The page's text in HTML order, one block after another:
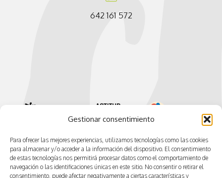
Gestionar consentimiento
Para ofrecer las mejores experiencias, utilizamos tecnologías como las cookies
para almacenar y/o acceder a la información del dispositivo. El consentimiento
de estas tecnologías nos permitirá procesar datos como el comportamiento de
navegación o las identificaciones únicas en este sitio. No consentir o retirar el
consentimiento, puede afectar negativamente a ciertas características y
642 161 572